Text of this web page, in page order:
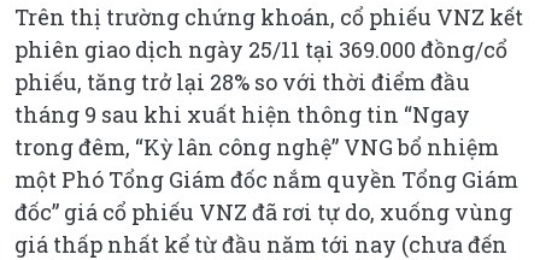
Trên thị trường chứng khoán, cổ phiếu VNZ kết
phiên giao dịch ngày 25/11 tại 369.000 đồng/cổ
phiếu, tăng trở lại 28% so với thời điểm đầu
tháng 9 sau khi xuất hiện thông tin “Ngay
trong đêm, “Kỳ lân công nghệ” VNG bổ nhiệm
một Phó Tổng Giám đốc nắm quyền Tổng Giám
đốc” giá cổ phiếu VNZ đã rơi tự do, xuống vùng
giá thấp nhất kể từ đầu năm tới nay (chưa đến